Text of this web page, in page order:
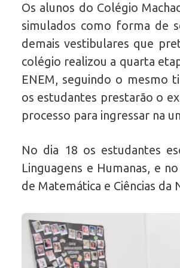
Os alunos do Colégio
simulados como forma de
demais vestibulares que
colégio realizou a quarta
ENEM, seguindo o mesmo
os estudantes prestarão o
processo para ingressar na
No dia 18 os estudantes
Linguagens e Humanas, e
de Matemática e Ciências da